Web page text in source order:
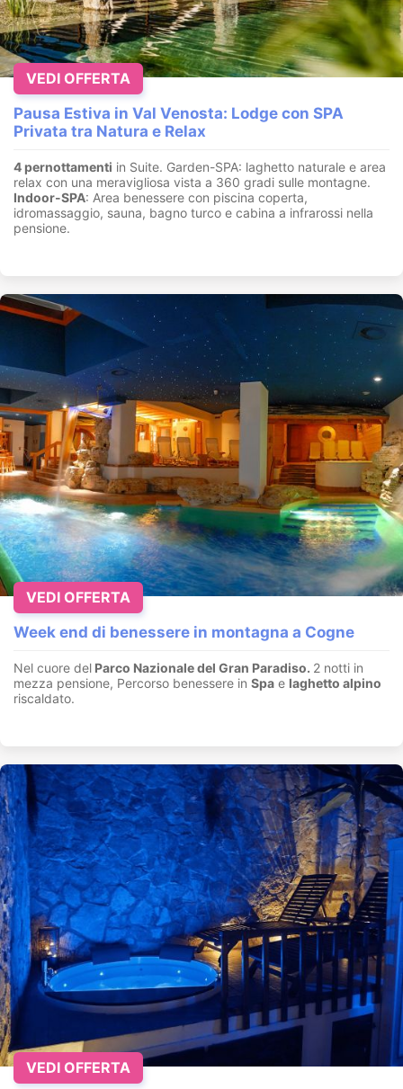
Pausa Estiva in Val Venosta: Lodge con SPA
Privata tra Natura e Relax
4 pernottamenti in Suite. Garden-SPA: laghetto naturale e area
relax con una meravigliosa vista a 360 gradi sulle montagne.
Indoor-SPA: Area benessere con piscina coperta,
idromassaggio, sauna, bagno turco e cabina a infrarossi nella
pensione.
VEDI OFFERTA
Week end di benessere in montagna a Cogne
Nel cuore del Parco Nazionale del Gran Paradiso. 2 notti in
mezza pensione, Percorso benessere in Spa e laghetto alpino
riscaldato.
VEDI OFFERTA
VEDI OFFERTA